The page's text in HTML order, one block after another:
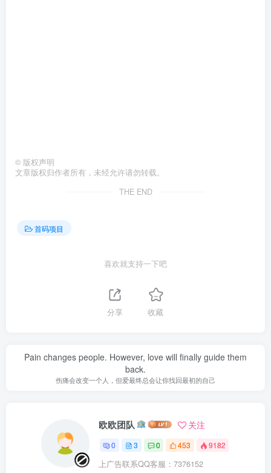
© 版权声明
文章版权归作者所有，未经允许请勿转载。
THE END
首码项目
喜欢就支持一下吧
分享 收藏
Pain changes people. However, love will finally guide them
back.
伤痛会改变一个人，但爱最终总会让你找回最初的自己
欧欧团队 关注
0 3 0 453 9182
上广告联系QQ客服：7376152